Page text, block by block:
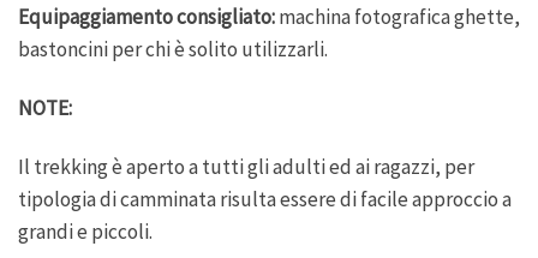
Equipaggiamento consigliato:machina fotografica ghette,
bastoncini per chi è solito utilizzarli.
NOTE:
Il trekking è aperto a tutti gli adulti ed ai ragazzi, per
tipologia di camminata risulta essere di facile approccio a
grandi e piccoli.